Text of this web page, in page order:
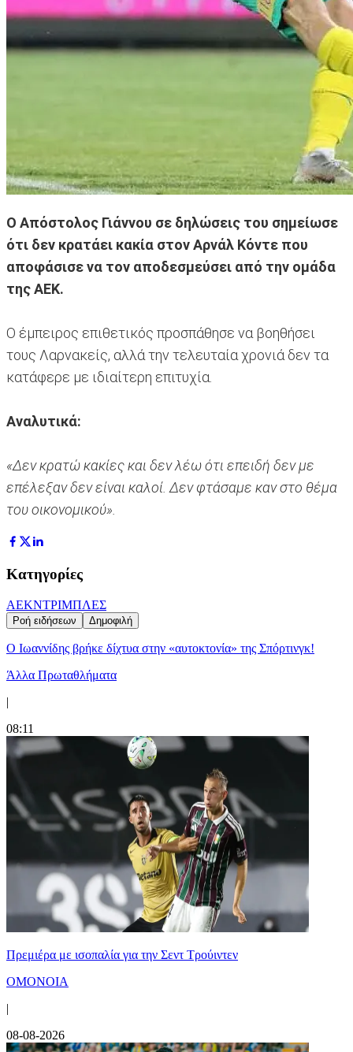
Ο Απόστολος Γιάννου σε δηλώσεις του σημείωσε
ότι δεν κρατάει κακία στον Αρνάλ Κόντε που
αποφάσισε να τον αποδεσμεύσει από την ομάδα
της ΑΕΚ.
Ο έμπειρος επιθετικός προσπάθησε να βοηθήσει
τους Λαρνακείς, αλλά την τελευταία χρονιά δεν τα
κατάφερε με ιδιαίτερη επιτυχία.
Αναλυτικά:
«Δεν κρατώ κακίες και δεν λέω ότι επειδή δεν με
επέλεξαν δεν είναι καλοί. Δεν φτάσαμε καν στο θέμα
του οικονομικού».
Κατηγορίες
ΑΕΚΝΤΡΙΜΠΛΕΣ
Ροή ειδήσεων Δημοφιλή
Ο Ιωαννίδης βρήκε δίχτυα στην «αυτοκτονία» της Σπόρτινγκ!
Άλλα Πρωταθλήματα
|
08:11
Πρεμιέρα με ισοπαλία για την Σεντ Τρούιντεν
ΟΜΟΝΟΙΑ
|
08-08-2026